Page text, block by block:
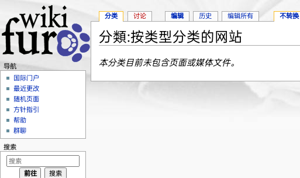
分類:按类型分类的网站
本分类目前未包含页面或媒体文件。
分类 讨论 编辑 历史 编辑所有 不转换
导航
国际门户
最近更改
随机页面
方针指引
帮助
群聊
搜索